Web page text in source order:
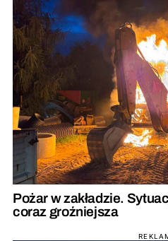
Pożar w zakładzie.
coraz groźniejsza